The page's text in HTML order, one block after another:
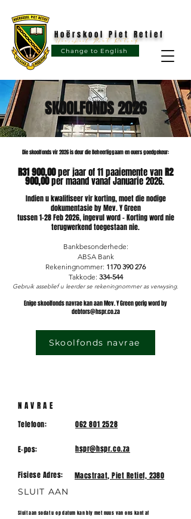
Change to English
Hoërskool Piet Retief
Hoërskool Piet Retief
SKOOLFONDS 2026
Die skoolfonds vir 2026 is deur die Beheerliggaam en ouers goedgekeur:
R31 900,00per jaar of 11 paaiemente vanR2
900,00per maand vanaf Januarie 2026.
Indien u kwalifiseer vir korting, moet die nodige
dokumentasie by Mev. Y Green
tussen 1-28 Feb 2026, ingevul word - Korting word nie
terugwerkend toegestaan nie.
Bankbesonderhede:
ABSA Bank
Rekeningnommer: 1170 390 276
Takkode: 334-544
Gebruik asseblief u leerder se rekeningnommer as verwysing.
Enige skoolfonds navrae kan aan Mev. Y Green gerig word by
debtors@hspr.co.za
Skoolfonds navrae
Telefoon: 062 801 2528
E-pos: hspr@hspr.co.za
Fisiese Adres:
Macstraat, Piet Retief, 2380
SLUIT AAN
Sluit aan sodat u op datum kan bly met nuus van ons kant af
NAVRAE